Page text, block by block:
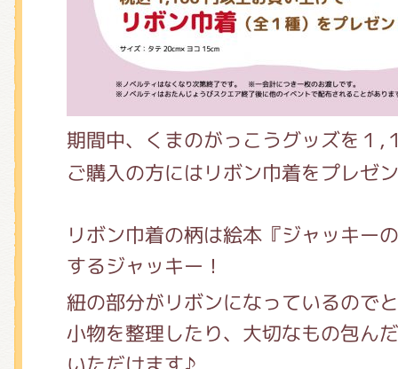
期間中、くまのがっこうグッズを１,
ご購入の方にはリボン巾着をプレゼ
リボン巾着の柄は絵本『ジャッキー
するジャッキー！
紐の部分がリボンになっているので
小物を整理したり、大切なもの包ん